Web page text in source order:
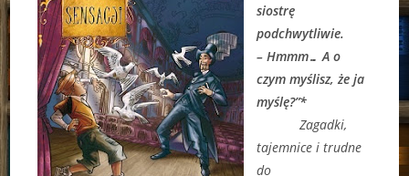
siostrę
podchwytliwie.
– Hmmm… A o
czym myślisz, że ja
myślę?”*
Zagadki,
tajemnice i trudne
do